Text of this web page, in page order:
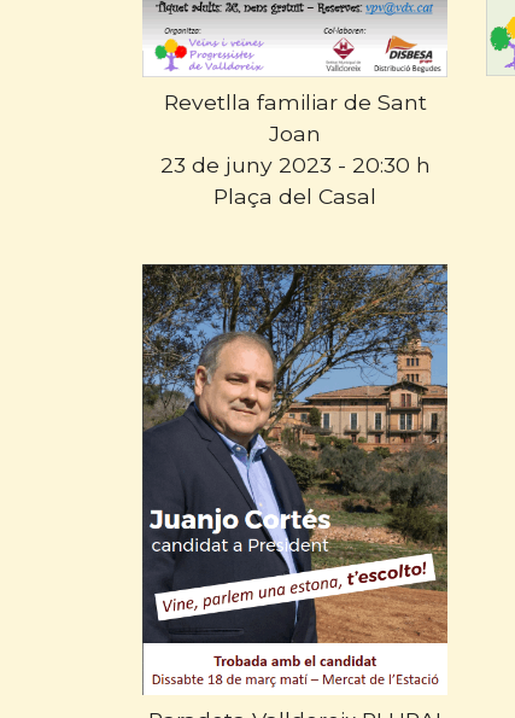
Revetlla familiar de Sant
Joan
23 de juny 2023 - 20:30 h
Plaça del Casal